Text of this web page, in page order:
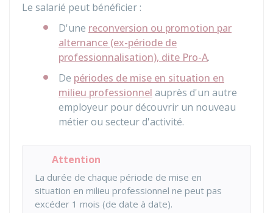
Le salarié peut bénéficier :
D'une reconversion ou promotion par
alternance (ex-période de
professionnalisation), dite Pro-A.
De périodes de mise en situation en
milieu professionnel auprès d'un autre
employeur pour découvrir un nouveau
métier ou secteur d'activité.
Attention
La durée de chaque période de mise en
situation en milieu professionnel ne peut pas
excéder 1 mois (de date à date).